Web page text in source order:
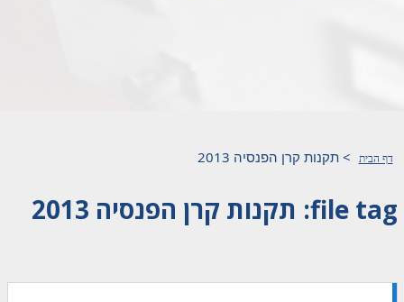
דף הבית >תקנות קרן הפנסיה 2013
file tag: תקנות קרן הפנסיה 2013